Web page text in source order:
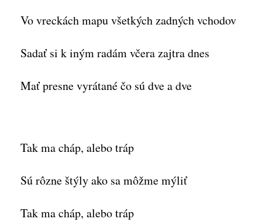
Vo vreckách mapu všetkých zadných vchodov
Sadať si k iným radám včera zajtra dnes
Mať presne vyrátané čo sú dve a dve
Tak ma cháp, alebo tráp
Sú rôzne štýly ako sa môžme mýliť
Tak ma cháp, alebo tráp